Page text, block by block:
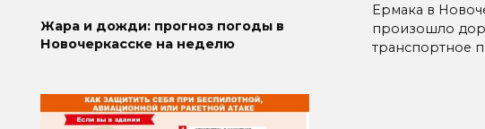
Ермака в
произошло
транспортное
Жара и дожди: прогноз погоды в
Новочеркасске на неделю